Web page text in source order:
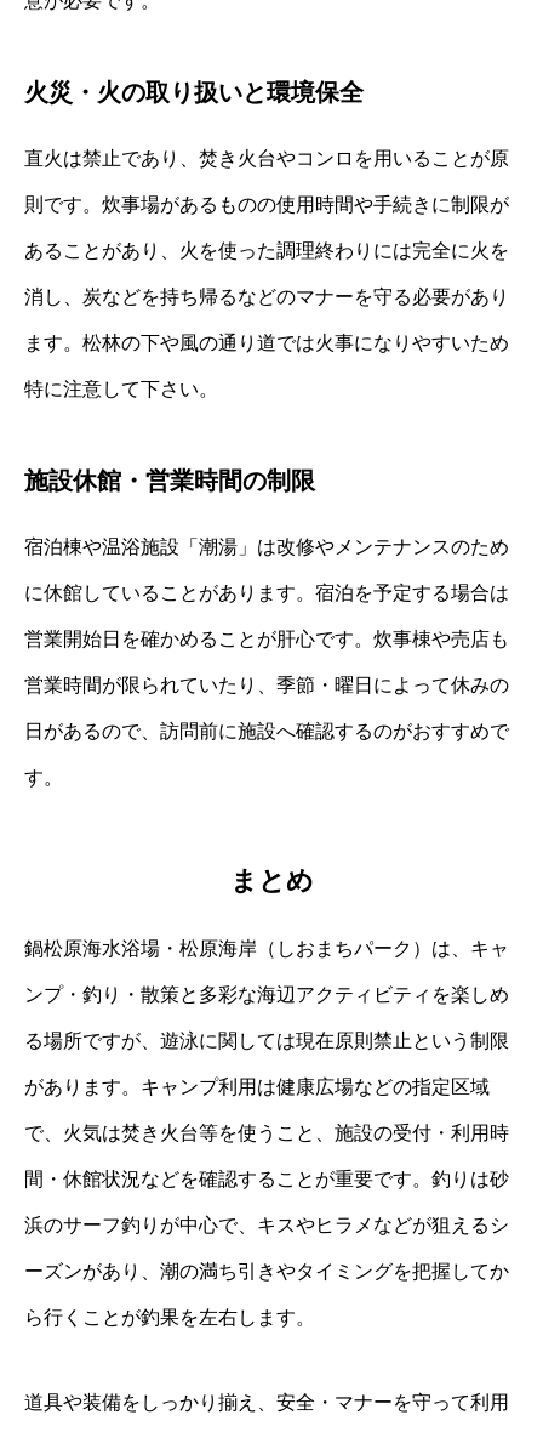
火災・火の取り扱いと環境保全
直火は禁止であり、焚き火台やコンロを用いることが原
則です。炊事場があるものの使用時間や手続きに制限が
あることがあり、火を使った調理終わりには完全に火を
消し、炭などを持ち帰るなどのマナーを守る必要があり
ます。松林の下や風の通り道では火事になりやすいため
特に注意して下さい。
施設休館・営業時間の制限
宿泊棟や温浴施設「潮湯」は改修やメンテナンスのため
に休館していることがあります。宿泊を予定する場合は
営業開始日を確かめることが肝心です。炊事棟や売店も
営業時間が限られていたり、季節・曜日によって休みの
日があるので、訪問前に施設へ確認するのがおすすめで
す。
まとめ
鍋松原海水浴場・松原海岸（しおまちパーク）は、キャ
ンプ・釣り・散策と多彩な海辺アクティビティを楽しめ
る場所ですが、遊泳に関しては現在原則禁止という制限
があります。キャンプ利用は健康広場などの指定区域
で、火気は焚き火台等を使うこと、施設の受付・利用時
間・休館状況などを確認することが重要です。釣りは砂
浜のサーフ釣りが中心で、キスやヒラメなどが狙えるシ
ーズンがあり、潮の満ち引きやタイミングを把握してか
ら行くことが釣果を左右します。
道具や装備をしっかり揃え、安全・マナーを守って利用